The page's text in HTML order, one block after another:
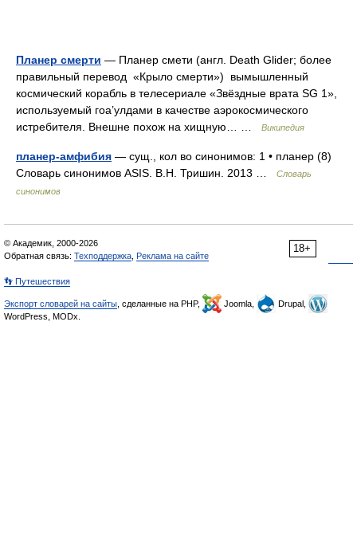
Планер смерти — Планер смети (англ. Death Glider; более
правильный перевод «Крыло смерти») вымышленный
космический корабль в телесериале «Звёздные врата SG 1»,
используемый гоа’улдами в качестве аэрокосмического
истребителя. Внешне похож на хищную… …
Википедия
планер-амфибия — сущ., кол во синонимов: 1 • планер (8)
Словарь синонимов ASIS. В.Н. Тришин. 2013 …
Словарь
синонимов
18+
© Академик, 2000-2026
Обратная связь: Техподдержка Реклама на сайте
👣 Путешествия
Экспорт словарей на сайты , сделанные на PHP, Joomla,
Drupal,
WordPress, MODx.